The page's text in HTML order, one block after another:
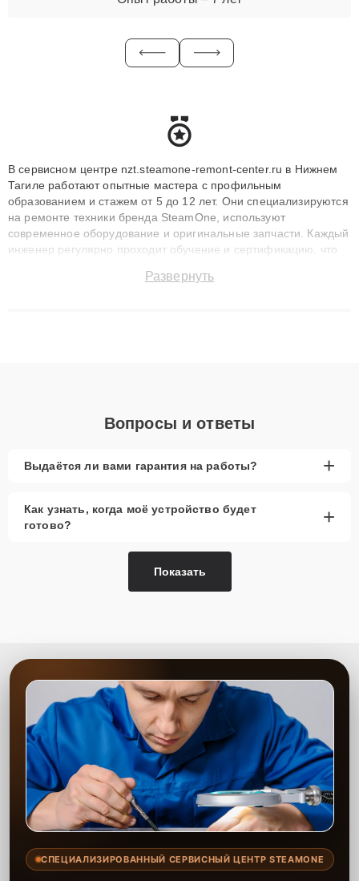
В сервисном центре nzt.steamone-remont-center.ru в Нижнем
Тагиле работают опытные мастера с профильным
образованием и стажем от 5 до 12 лет. Они специализируются
на ремонте техники бренда SteamOne, используют
современное оборудование и оригинальные запчасти. Каждый
инженер регулярно проходит обучение и сертификацию, что
восстанавливать технику с сохранением гарантии до 3 лет.
Развернуть
Вопросы и ответы
Выдаётся ли вами гарантия на работы? +
Как узнать, когда моё устройство будет
готово?
+
Показать
СПЕЦИАЛИЗИРОВАННЫЙ СЕРВИСНЫЙ ЦЕНТР STEAMONE